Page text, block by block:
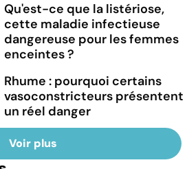
Qu'est-ce que la listériose,
cette maladie infectieuse
dangereuse pour les femmes
enceintes ?
Rhume : pourquoi certains
vasoconstricteurs présentent
un réel danger
Voir plus